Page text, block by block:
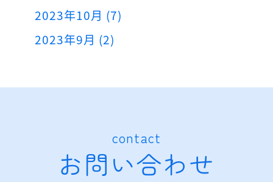
2023年10月 (7)
2023年9月 (2)
contact
お問い合わせ